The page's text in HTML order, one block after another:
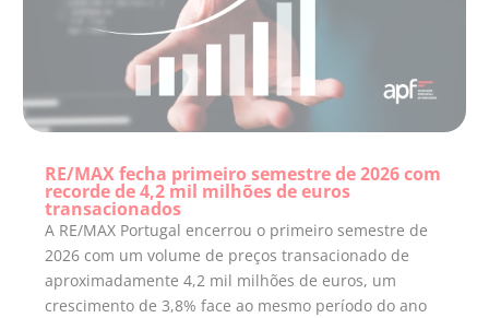
RE/MAX fecha primeiro semestre de 2026 com
recorde de 4,2 mil milhões de euros
transacionados
A RE/MAX Portugal encerrou o primeiro semestre de
2026 com um volume de preços transacionado de
aproximadamente 4,2 mil milhões de euros, um
crescimento de 3,8% face ao mesmo período do ano